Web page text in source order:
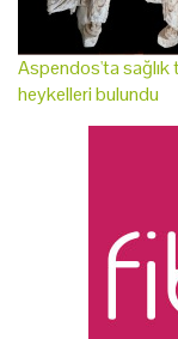
Aspendos'ta sağlık
heykelleri bulundu